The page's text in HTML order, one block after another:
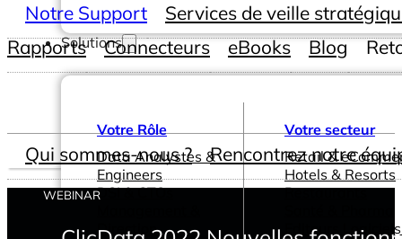
Solutions
Votre Rôle
Data Analystes &
Engineers
DSI & CTOs
Direction
Votre secteur
Retail &
Hotels & Resorts
Restaurants
Editeurs
Notre Support
Services de veille
Rapports
Connecteurs eBooks Blog
Qui sommes-nous ? Rencontrez notre
WEBINAR